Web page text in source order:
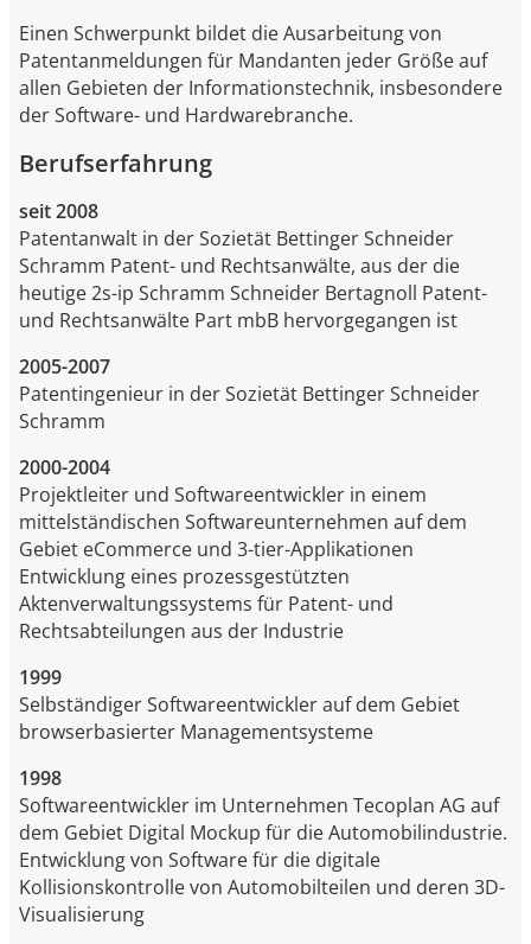
Einen Schwerpunkt bildet die Ausarbeitung von
Patentanmeldungen für Mandanten jeder Größe auf
allen Gebieten der Informationstechnik, insbesondere
der Software- und Hardwarebranche.
Berufserfahrung
seit 2008
Patentanwalt in der Sozietät Bettinger Schneider
Schramm Patent- und Rechtsanwälte, aus der die
heutige 2s-ip Schramm Schneider Bertagnoll Patent-
und Rechtsanwälte Part mbB hervorgegangen ist
2005-2007
Patentingenieur in der Sozietät Bettinger Schneider
Schramm
2000-2004
Projektleiter und Softwareentwickler in einem
mittelständischen Softwareunternehmen auf dem
Gebiet eCommerce und 3-tier-Applikationen
Entwicklung eines prozessgestützten
Aktenverwaltungssystems für Patent- und
Rechtsabteilungen aus der Industrie
1999
Selbständiger Softwareentwickler auf dem Gebiet
browserbasierter Managementsysteme
1998
Softwareentwickler im Unternehmen Tecoplan AG auf
dem Gebiet Digital Mockup für die Automobilindustrie.
Entwicklung von Software für die digitale
Kollisionskontrolle von Automobilteilen und deren 3D-
Visualisierung